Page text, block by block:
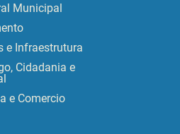
Municipal
e Infraestrutura
Cidadania e
e Comercio